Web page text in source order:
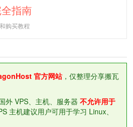
指南
购买教程
官方网站，仅整理分享搬瓦
外 VPS、主机、服务器 不允许用于
主机建议用户可用于学习 Linux、